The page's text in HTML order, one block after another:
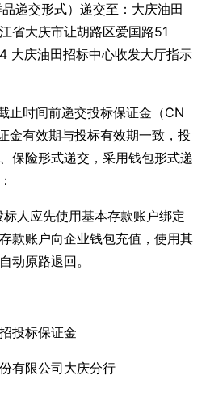
递交形式）递交至：大庆油田
省大庆市让胡路区爱国路51
大庆油田招标中心收发大厅指示
止时间前递交投标保证金（CN
金有效期与投标有效期一致，投
保险形式递交，采用钱包形式递
人应先使用基本存款账户绑定
款账户向企业钱包充值，使用其
动原路退回。
投标保证金
有限公司大庆分行